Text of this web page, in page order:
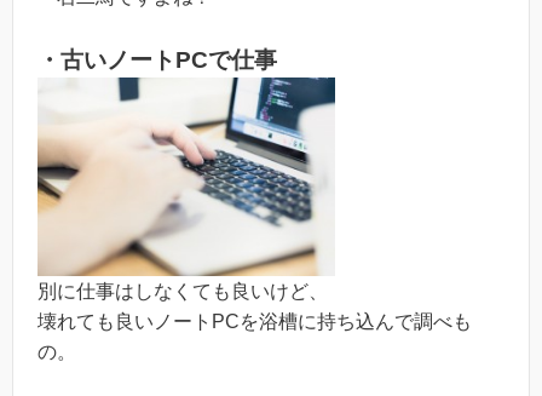
・古いノートPCで仕事
別に仕事はしなくても良いけど、
壊れても良いノートPCを浴槽に持ち込んで調べも
の。